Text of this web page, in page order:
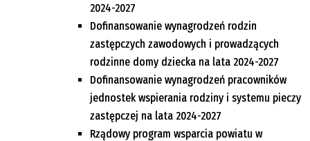
2024-2027
Dofinansowanie wynagrodzeń rodzin
zastępczych zawodowych i prowadzących
rodzinne domy dziecka na lata 2024-2027
Dofinansowanie wynagrodzeń pracowników
jednostek wspierania rodziny i systemu pieczy
zastępczej na lata 2024-2027
Rządowy program wsparcia powiatu w